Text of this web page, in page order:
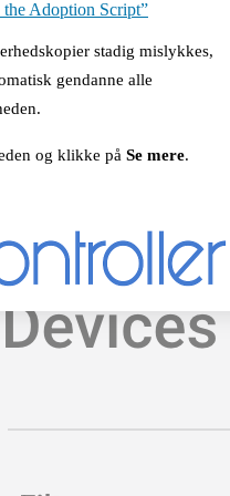
Adoption Script”
stadig mislykkes,
gendanne alle
og klikke påSe mere.